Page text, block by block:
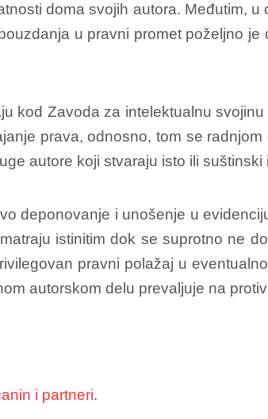
doma svojih autora. Međutim,
u pravni promet poželjno
kod Zavoda za intelektualnu
prava, odnosno, tom se
autore koji stvaraju isto ili suštinski
deponovanje i unošenje u
istinitim dok se suprotno ne
pravni polažaj u
autorskom delu prevaljuje na
i partneri.